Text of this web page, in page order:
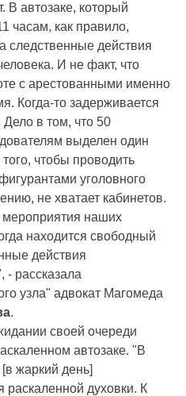
В автозаке, который
часам, как правило,
следственные действия
И не факт, что
с арестованными именно
Когда-то задерживается
Дело в том, что 50
выделен один
чтобы проводить
уголовного
не хватает кабинетов.
наших
находится свободный
действия
- рассказала
узла" адвокат Магомеда
.
своей очереди
автозаке. "В
жаркий день]
раскаленной духовки. К